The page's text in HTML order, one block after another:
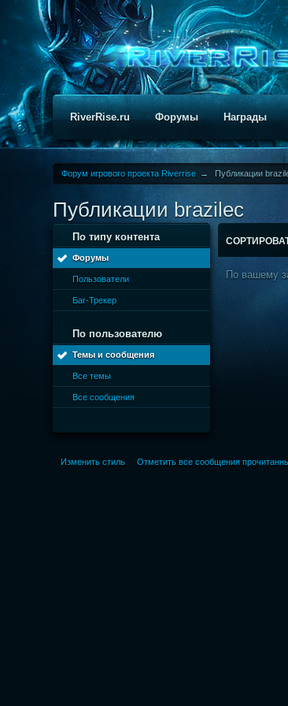
RiverRise.ru Форумы Награды
Форум игрового проекта Riverrise → Публикации
Публикации brazilec
По типу контента
Форумы
Пользователи
Баг-Трекер
По пользователю
Темы и сообщения
Все темы
Все сообщения
По вашему
Изменить стиль Отметить все сообщения